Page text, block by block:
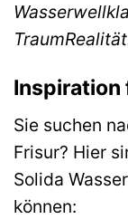
Inspiration
Sie suchen
Frisur? Hier
Solida
können: